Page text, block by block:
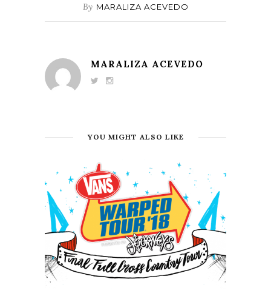
By MARALIZA ACEVEDO
MARALIZA ACEVEDO
YOU MIGHT ALSO LIKE